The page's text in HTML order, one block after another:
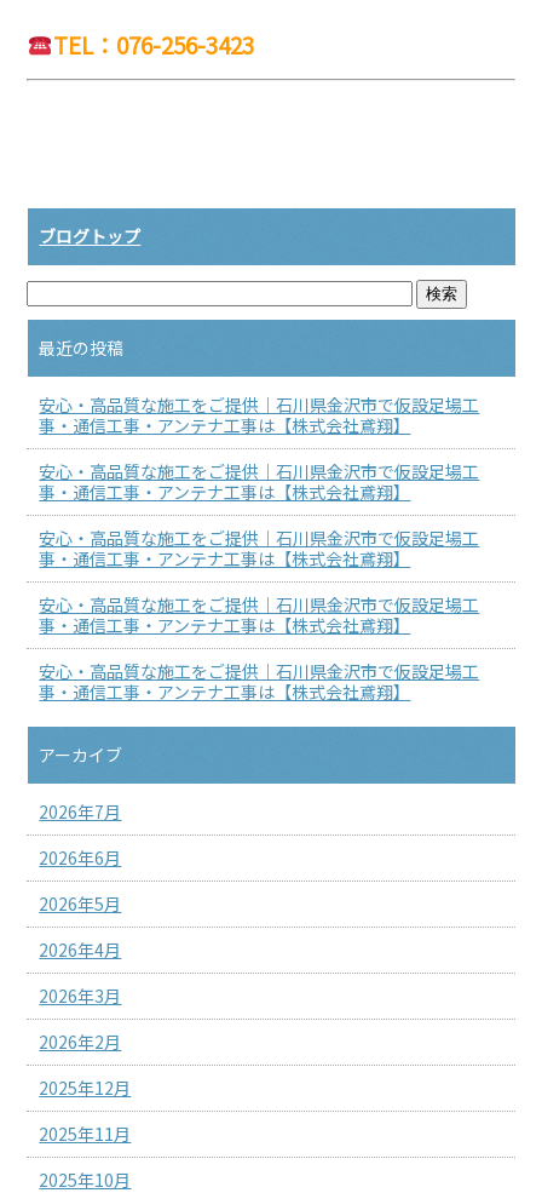
TEL：076-256-3423
ブログトップ
最近の投稿
安心・高品質な施工をご提供｜石川県金沢市で仮設足場工
事・通信工事・アンテナ工事は【株式会社鳶翔】
安心・高品質な施工をご提供｜石川県金沢市で仮設足場工
事・通信工事・アンテナ工事は【株式会社鳶翔】
安心・高品質な施工をご提供｜石川県金沢市で仮設足場工
事・通信工事・アンテナ工事は【株式会社鳶翔】
安心・高品質な施工をご提供｜石川県金沢市で仮設足場工
事・通信工事・アンテナ工事は【株式会社鳶翔】
安心・高品質な施工をご提供｜石川県金沢市で仮設足場工
事・通信工事・アンテナ工事は【株式会社鳶翔】
アーカイブ
2026年7月
2026年6月
2026年5月
2026年4月
2026年3月
2026年2月
2025年12月
2025年11月
2025年10月